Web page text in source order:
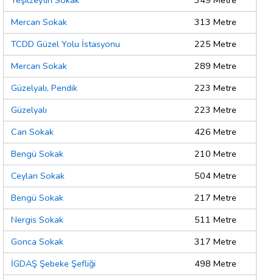
Mercan Sokak
313 Metre
TCDD Güzel Yolu İstasyonu
225 Metre
Mercan Sokak
289 Metre
Güzelyalı, Pendik
223 Metre
Güzelyalı
223 Metre
Can Sokak
426 Metre
Bengü Sokak
210 Metre
Ceylan Sokak
504 Metre
Bengü Sokak
217 Metre
Nergis Sokak
511 Metre
Gonca Sokak
317 Metre
İGDAŞ Şebeke Şefliği
498 Metre